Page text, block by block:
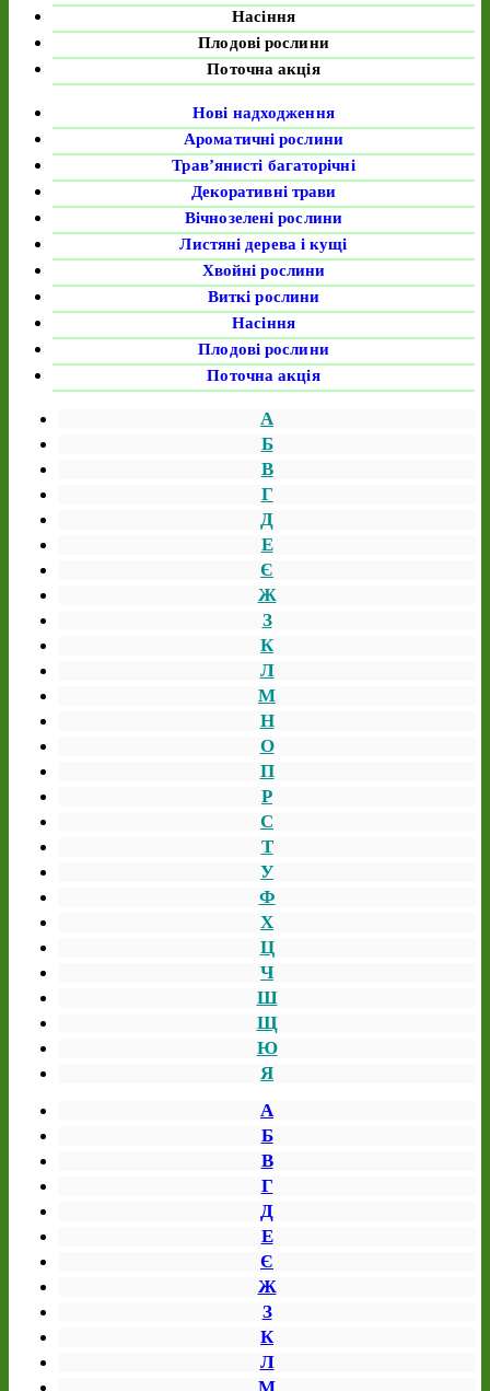
Насіння
Плодові рослини
Поточна акція
Нові надходження
Ароматичні рослини
Трав’янисті багаторічні
Декоративні трави
Вічнозелені рослини
Листяні дерева і кущі
Хвойні рослини
Виткі рослини
Насіння
Плодові рослини
Поточна акція
А
Б
В
Г
Д
Е
Є
Ж
З
К
Л
М
Н
О
П
Р
С
Т
У
Ф
Х
Ц
Ч
Ш
Щ
Ю
Я
А
Б
В
Г
Д
Е
Є
Ж
З
К
Л